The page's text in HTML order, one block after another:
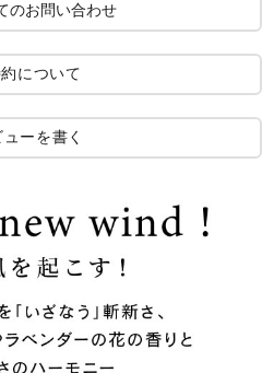
のお問い合わせ
について
ューを書く